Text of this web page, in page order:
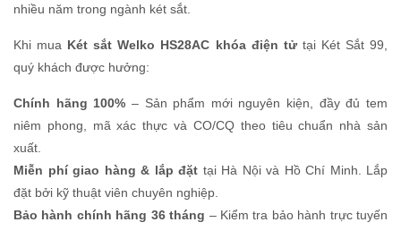
nhiều năm trong ngành két sắt.
Khi mua Két sắt Welko HS28AC khóa điện tửtại Két Sắt 99,
quý khách được hưởng:
Chính hãng 100% – Sản phẩm mới nguyên kiện, đầy đủ tem
niêm phong, mã xác thực và CO/CQ theo tiêu chuẩn nhà sản
xuất.
Miễn phí giao hàng & lắp đặt tại Hà Nội và Hồ Chí Minh. Lắp
đặt bởi kỹ thuật viên chuyên nghiệp.
Bảo hành chính hãng 36 tháng – Kiểm tra bảo hành trực tuyến